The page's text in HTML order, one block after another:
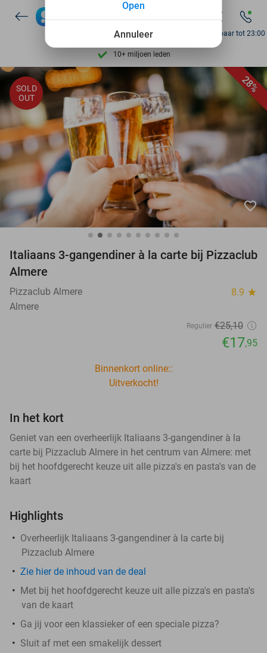
9,4 op basis van206.004 reviews
Ontdek 15.000+ deals
7 dagen per week beschikbaar
10+ miljoen leden
Bereikbaar tot 23:00
28%
SOLD
OUT
favorite_border
Italiaans 3-gangendiner à la carte bij Pizzaclub
Almere
Pizzaclub Almere 8.9 star
Almere
Regulier €25,10
€17,95
Binnenkort online::
Uitverkocht!
In het kort
Geniet van een overheerlijk Italiaans 3-gangendiner à la
carte bij Pizzaclub Almere in het centrum van Almere: met
bij het hoofdgerecht keuze uit alle pizza's en pasta's van de
kaart
Highlights
Overheerlijk Italiaans 3-gangendiner à la carte bij
Pizzaclub Almere
Zie hier de inhoud van de deal
Met bij het hoofdgerecht keuze uit alle pizza's en pasta's
van de kaart
Ga jij voor een klassieker of een speciale pizza?
Sluit af met een smakelijk dessert
Annuleer
Open